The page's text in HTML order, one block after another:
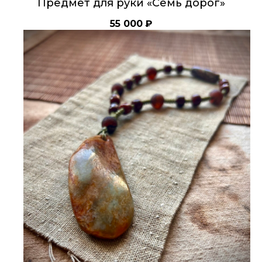
Предмет для руки «Семь дорог»
55 000 ₽